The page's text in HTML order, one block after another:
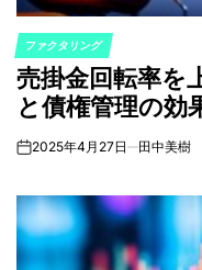
POSTED
IN
ファクタリング
売掛金回転率を
と債権管理の効
on2025年4月27日 田中美樹